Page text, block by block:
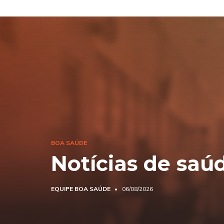
BOA SAÚDE
Notícias de
EQUIPE BOA SAÚDE 06/08/2026